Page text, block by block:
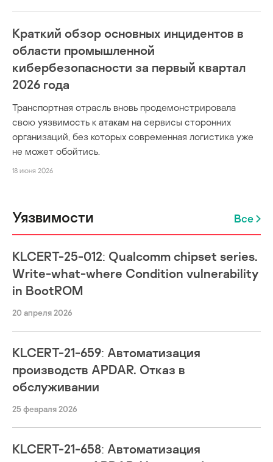
Краткий обзор основных инцидентов в
области промышленной
кибербезопасности за первый квартал
2026 года
Транспортная отрасль вновь продемонстрировала
свою уязвимость к атакам на сервисы сторонних
организаций, без которых современная логистика уже
не может обойтись.
18 июня 2026
Уязвимости Все
KLCERT-25-012: Qualcomm chipset series.
Write-what-where Condition vulnerability
in BootROM
20 апреля 2026
KLCERT-21-659: Автоматизация
производств APDAR. Отказ в
обслуживании
25 февраля 2026
KLCERT-21-658: Автоматизация